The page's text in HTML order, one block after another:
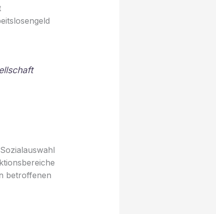
betroffenen